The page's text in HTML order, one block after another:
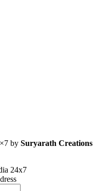
by Suryarath Creations
24x7